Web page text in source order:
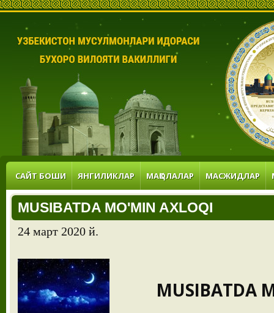
САЙТ БОШИ ЯНГИЛИКЛАР МАҚОЛАЛАР МАСЖИДЛАР
MUSIBATDA MO'MIN AXLOQI
24 март 2020 й.
MUSIBATDA